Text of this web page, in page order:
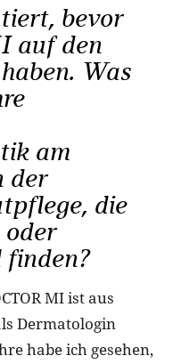
bevor
auf den
Was
am
der
die
MI ist aus
Dermatologin
habe ich gesehen,